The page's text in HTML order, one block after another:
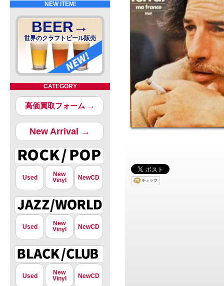
NEW ITEM!
BEER→
世界のクラフトビール販売
CATEGORY
高価買取フォーム →
New Arrival →
Used
New
Vinyl
NewCD
Used
New
Vinyl
NewCD
Used
New
Vinyl
NewCD